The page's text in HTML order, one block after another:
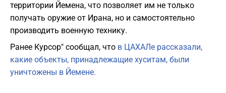
территории Йемена, что позволяет им не только
получать оружие от Ирана, но и самостоятельно
производить военную технику.
Ранее Курсор" сообщал, что в ЦАХАЛе рассказали,
какие объекты, принадлежащие хуситам, были
уничтожены в Йемене.